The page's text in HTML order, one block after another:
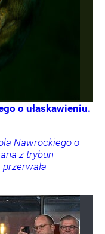
o ułaskawieniu.
Nawrockiego o
z trybun